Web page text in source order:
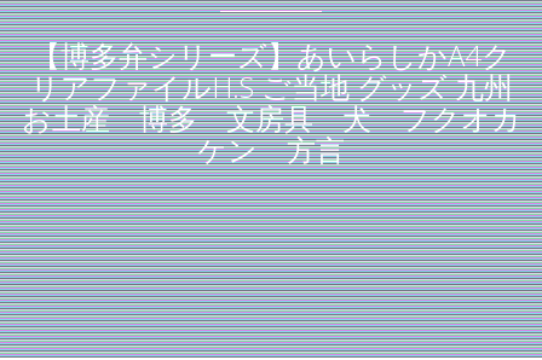
【博多弁シリーズ】あいらしかA4ク
リアファイルH.S ご当地 グッズ 九州
お土産 博多 文房具 犬 フクオカ
ケン 方言